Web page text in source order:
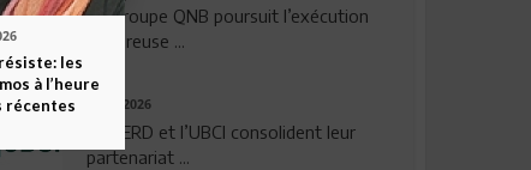
Le Groupe QNB poursuit l’exécution
rigoureuse ...
24.07.2026
La BERD et l’UBCI consolident leur
partenariat ...
les
à l’heure
récentes